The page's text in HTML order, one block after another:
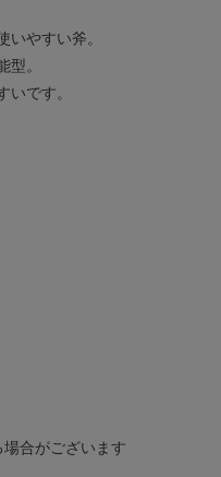
いやすい斧。
型。
いです。
合がございます